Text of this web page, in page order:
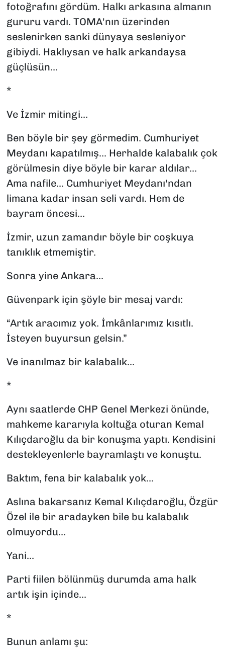
fotoğrafını gördüm. Halkı arkasına almanın
gururu vardı. TOMA'nın üzerinden
seslenirken sanki dünyaya sesleniyor
gibiydi. Haklıysan ve halk arkandaysa
güçlüsün...
*
Ve İzmir mitingi...
Ben böyle bir şey görmedim. Cumhuriyet
Meydanı kapatılmış... Herhalde kalabalık çok
görülmesin diye böyle bir karar aldılar...
Ama nafile... Cumhuriyet Meydanı'ndan
limana kadar insan seli vardı. Hem de
bayram öncesi...
İzmir, uzun zamandır böyle bir coşkuya
tanıklık etmemiştir.
Sonra yine Ankara...
Güvenpark için şöyle bir mesaj vardı:
“Artık aracımız yok. İmkânlarımız kısıtlı.
İsteyen buyursun gelsin.”
Ve inanılmaz bir kalabalık...
*
Aynı saatlerde CHP Genel Merkezi önünde,
mahkeme kararıyla koltuğa oturan Kemal
Kılıçdaroğlu da bir konuşma yaptı. Kendisini
destekleyenlerle bayramlaştı ve konuştu.
Baktım, fena bir kalabalık yok...
Aslına bakarsanız Kemal Kılıçdaroğlu, Özgür
Özel ile bir aradayken bile bu kalabalık
olmuyordu...
Yani...
Parti fiilen bölünmüş durumda ama halk
artık işin içinde...
*
Bunun anlamı şu: